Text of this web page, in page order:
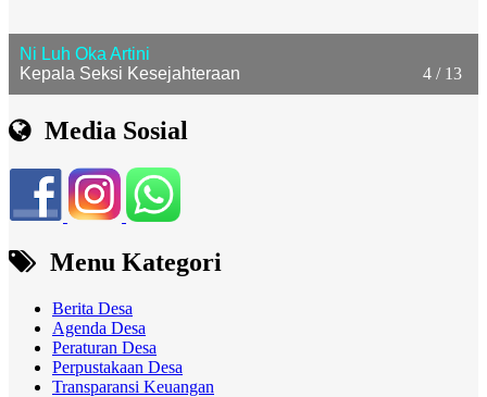
4 / 13
Ni Luh Oka Artini
Kepala Seksi Kesejahteraan
Media Sosial
Menu Kategori
Berita Desa
Agenda Desa
Peraturan Desa
Perpustakaan Desa
Transparansi Keuangan